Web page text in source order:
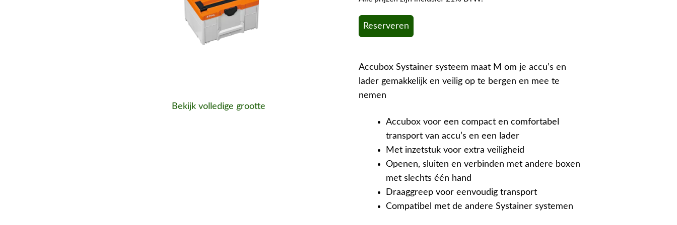
Bekijk volledige grootte
Reserveren
Accubox Systainer systeem maat M om je accu’s en
lader gemakkelijk en veilig op te bergen en mee te
nemen
Accubox voor een compact en comfortabel
transport van accu’s en een lader
Met inzetstuk voor extra veiligheid
Openen, sluiten en verbinden met andere boxen
met slechts één hand
Draaggreep voor eenvoudig transport
Compatibel met de andere Systainer systemen